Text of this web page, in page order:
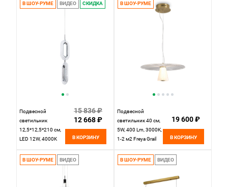
В ШОУ-РУМЕ ВИДЕО СКИДКА
Подвесной
светильник
12,5*12,5*210 см,
LED 12W, 4000K
MODESTYLE
MS.1120.2 CR
15 836 ₽
12 668 ₽
В КОРЗИНУ
В ШОУ-РУМЕ
Подвесной
светильник 40 см,
5W, 400 Lm, 3000K,
1-2 м2 Freya Grail
латунь
19 600 ₽
В КОРЗИНУ
В ШОУ-РУМЕ ВИДЕО В ШОУ-РУМЕ ВИДЕО